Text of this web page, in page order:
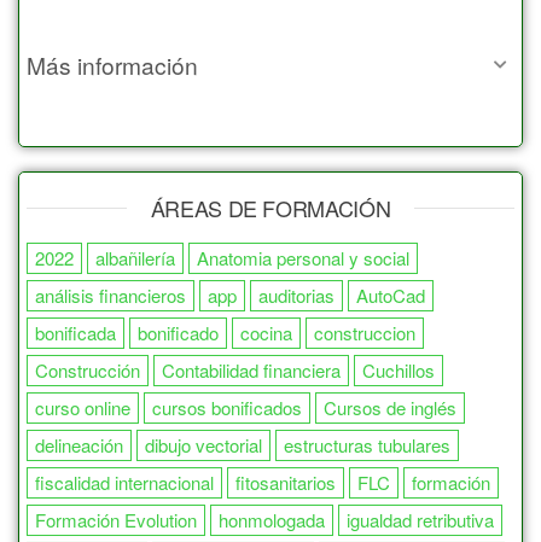
Más información
ÁREAS DE FORMACIÓN
2022 albañilería
Anatomia personal y social
análisis financieros
app auditorias
AutoCad
bonificada
bonificado cocina
construccion
Construcción
Contabilidad financiera
Cuchillos
curso online
cursos bonificados
Cursos de inglés
delineación
dibujo vectorial
estructuras tubulares
fiscalidad internacional
fitosanitarios FLC
formación
Formación Evolution
honmologada
igualdad retributiva